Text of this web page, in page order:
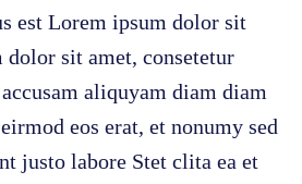
est Lorem ipsum dolor sit
sit amet, consetetur
aliquyam diam diam
eos erat, et nonumy sed
justo labore Stet clita ea et